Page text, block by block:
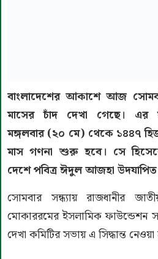
বাংলাদেশের আকাশে আজ
মাসের চাঁদ দেখা গেছে।
মঙ্গলবার (২০ মে) থেকে ১৪৪৭
মাস গণনা শুরু হবে। সে
দেশে পবিত্র ঈদুল আজহা
সোমবার সন্ধ্যায় রাজধানীর
মোকাররমের ইসলামিক ফাউন্ডেশন
দেখা কমিটির সভায় এ সিদ্ধান্ত